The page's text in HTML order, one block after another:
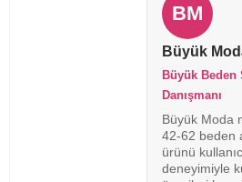
BM
Büyük
Büyük Beden
Danışmanı
Büyük Moda
42-62 beden
ürünü
deneyimiyle